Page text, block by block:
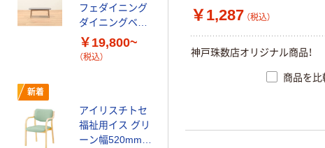
￥1,287 （税込）
神戸珠数店オリジナル商品！
商品を比
フェダイニング
ダイニングベン
チ 幅1100mm
オレンジ DL-ア
￥19,800~
（税込）
新着
アイリスチトセ
福祉用イス グリ
ーン幅520mm
（税込）
ロビーベンチ
￥8,460~